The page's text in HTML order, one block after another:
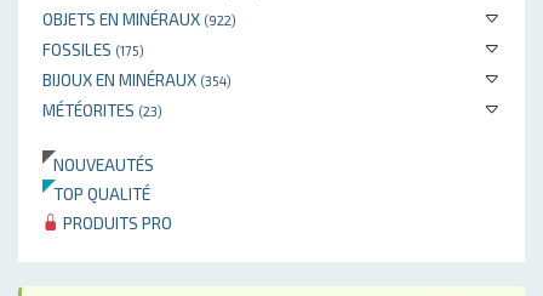
OBJETS EN MINÉRAUX (922)
FOSSILES (175)
BIJOUX EN MINÉRAUX (354)
MÉTÉORITES (23)
NOUVEAUTÉS
TOP QUALITÉ
PRODUITS PRO